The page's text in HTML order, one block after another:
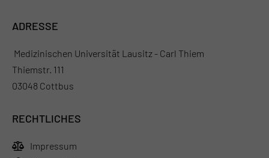
ADRESSE
Medizinischen Universität Lausitz - Carl Thiem
Thiemstr. 111
03048 Cottbus
RECHTLICHES
Impressum